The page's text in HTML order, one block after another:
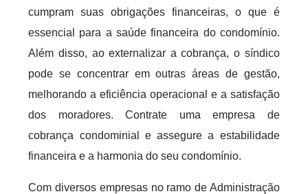
cumpram suas obrigações financeiras, o que é
essencial para a saúde financeira do condomínio.
Além disso, ao externalizar a cobrança, o síndico
pode se concentrar em outras áreas de gestão,
melhorando a eficiência operacional e a satisfação
dos moradores. Contrate uma empresa de
cobrança condominial e assegure a estabilidade
financeira e a harmonia do seu condomínio.
Com diversos empresas no ramo de Administração